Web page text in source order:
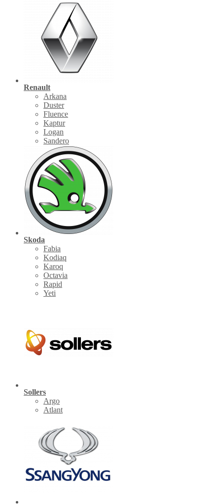
Renault
Arkana
Duster
Fluence
Kaptur
Logan
Sandero
Skoda
Fabia
Kodiaq
Karoq
Octavia
Rapid
Yeti
Sollers
Argo
Atlant